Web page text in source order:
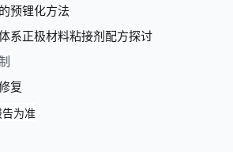
预锂化方法
系正极材料粘接剂配方探讨
复
为准